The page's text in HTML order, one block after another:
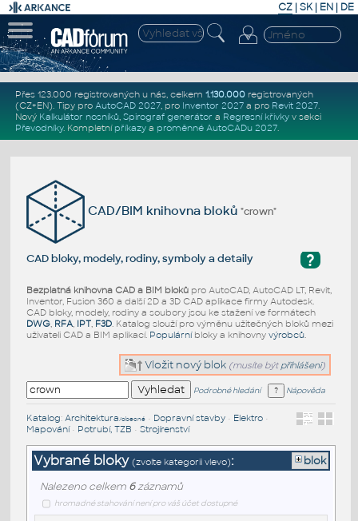
CZ | SK| EN | DE
Přes 123.000 registrovaných u nás, celkem 1.130.000registrovaných
(CZ+EN). Tipy pro AutoCAD 2027, pro Inventor 2027a pro Revit 2027.
Nový Kalkulátor nosníků, Spirograf generátor a Regresní křivkyv sekci
Převodníky. Kompletní příkazya proměnné AutoCADu 2027.
CAD/BIM knihovna bloků"crown"
?
CAD bloky, modely, rodiny, symboly a detaily
Bezplatná knihovna CAD a BIM blokůpro AutoCAD, AutoCAD LT, Revit,
Inventor, Fusion 360 a další 2D a 3D CAD aplikace firmy Autodesk.
CAD bloky, modely, rodiny a soubory jsou ke stažení ve formátech
DWG, RFA, IPT, F3D. Katalog slouží pro výměnu užitečných bloků mezi
uživateli CAD a BIM aplikací. Populárníbloky a knihovny výrobců.
Vložit nový blok (musíte být přihlášeni)
Podrobné hledání Nápověda
Katalog: Architektura/obecné• Dopravní stavby• Elektro•
Mapování• Potrubí, TZB • Strojírenství
Vybrané bloky (zvolte kategorii vlevo): blok
Nalezeno celkem 6záznamů
hromadné stahování není pro váš účet dostupné